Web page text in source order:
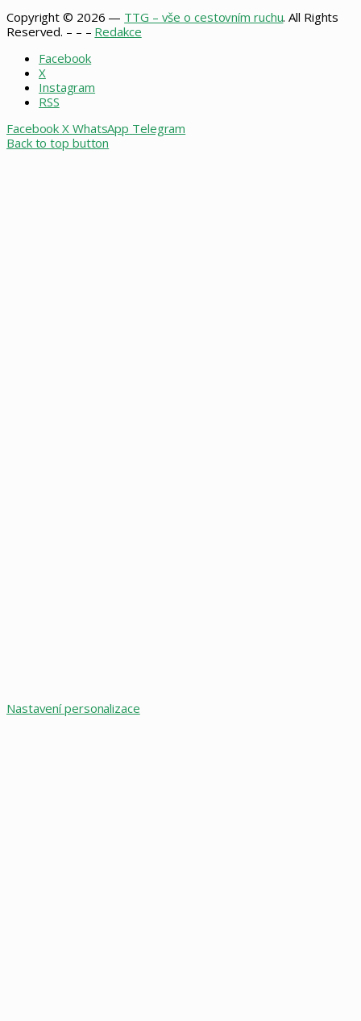
Copyright © 2026 — TTG – vše o cestovním ruchu. All Rights
Reserved. – – – Redakce
Facebook
X
Instagram
RSS
Facebook X WhatsApp Telegram
Back to top button
Nastavení personalizace